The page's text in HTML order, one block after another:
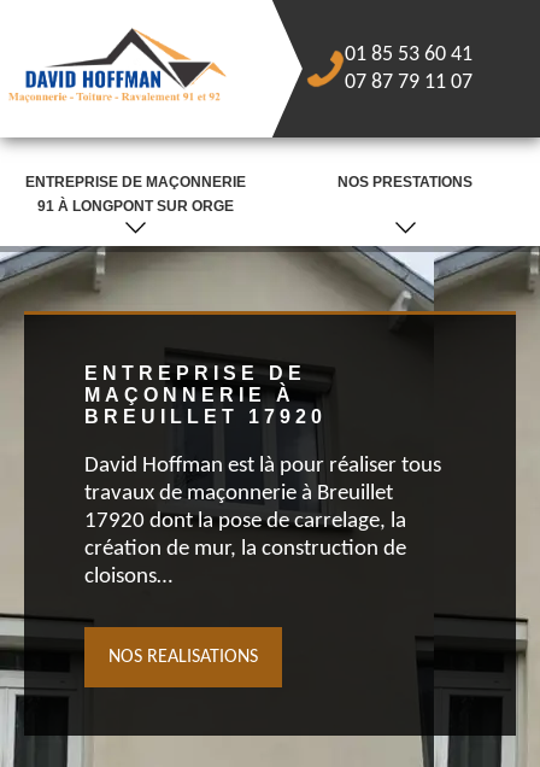
01 85 53 60 41
07 87 79 11 07
ENTREPRISE DE MAÇONNERIE
91 À LONGPONT SUR ORGE
NOS PRESTATIONS
ENTREPRISE DE
MAÇONNERIE À
BREUILLET 17920
David Hoffman est là pour réaliser tous
travaux de maçonnerie à Breuillet
17920 dont la pose de carrelage, la
création de mur, la construction de
cloisons…
NOS REALISATIONS